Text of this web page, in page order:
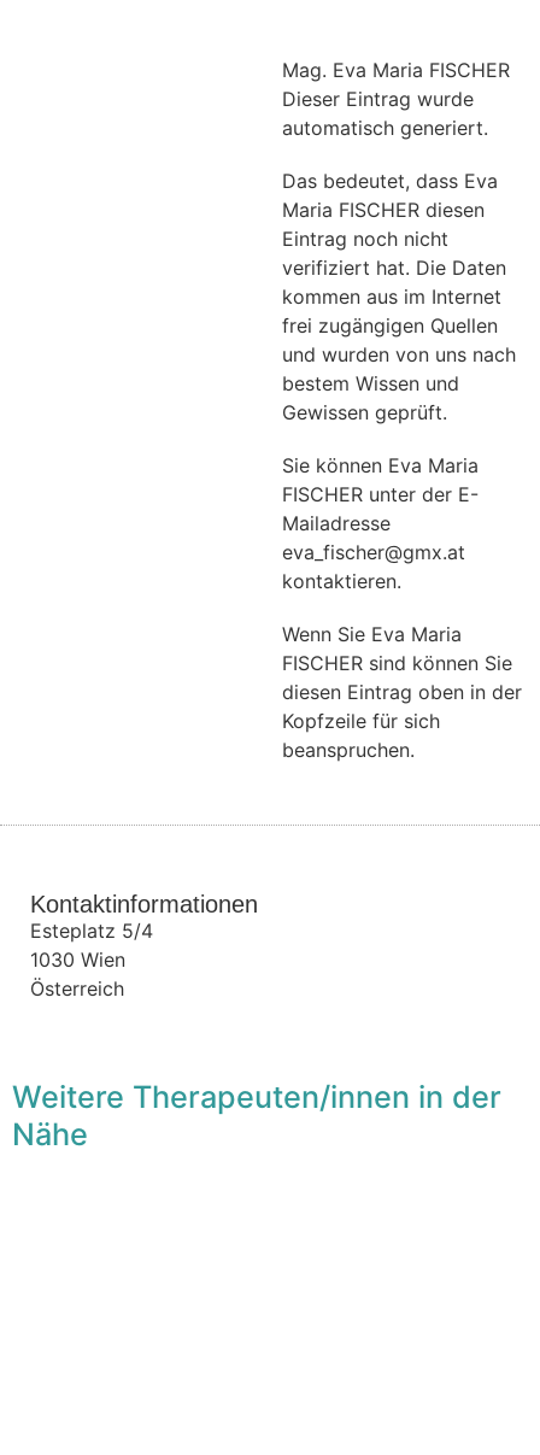
Mag. Eva Maria FISCHER
Dieser Eintrag wurde
automatisch generiert.
Das bedeutet, dass Eva
Maria FISCHER diesen
Eintrag noch nicht
verifiziert hat. Die Daten
kommen aus im Internet
frei zugängigen Quellen
und wurden von uns nach
bestem Wissen und
Gewissen geprüft.
Sie können Eva Maria
FISCHER unter der E-
Mailadresse
eva_fischer@gmx.at
kontaktieren.
Wenn Sie Eva Maria
FISCHER sind können Sie
diesen Eintrag oben in der
Kopfzeile für sich
beanspruchen.
Kontaktinformationen
Esteplatz 5/4
1030 Wien
Österreich
Weitere Therapeuten/innen in der
Nähe